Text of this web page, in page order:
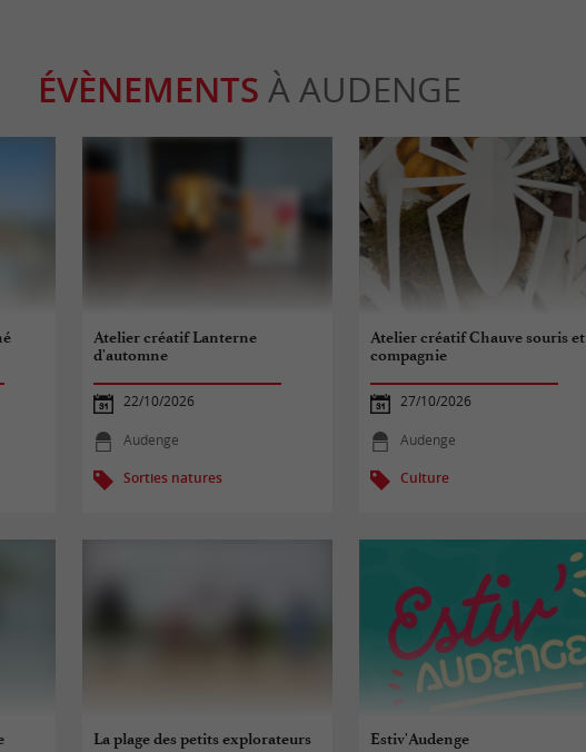
ÉVÈNEMENTS À AUDENGE
Atelier créatif Lanterne
d'automne
22/10/2026
Audenge
Sorties natures
Atelier créatif Chauve souris et
compagnie
27/10/2026
Audenge
Culture
La plage des petits explorateurs Estiv'Audenge